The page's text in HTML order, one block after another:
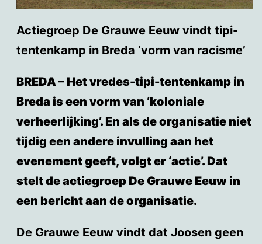
Actiegroep De Grauwe Eeuw vindt tipi-
tentenkamp in Breda ‘vorm van racisme’
BREDA – Het vredes-tipi-tentenkamp in
Breda is een vorm van ‘koloniale
verheerlijking’. En als de organisatie niet
tijdig een andere invulling aan het
evenement geeft, volgt er ‘actie’. Dat
stelt de actiegroep De Grauwe Eeuw in
een bericht aan de organisatie.
De Grauwe Eeuw vindt dat Joosen geen